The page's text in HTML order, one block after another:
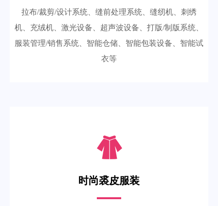
拉布/裁剪/设计系统、缝前处理系统、缝纫机、刺绣
机、充绒机、激光设备、超声波设备、打版/制版系统、
服装管理/销售系统、智能仓储、智能包装设备、智能试
衣等
时尚裘皮服装